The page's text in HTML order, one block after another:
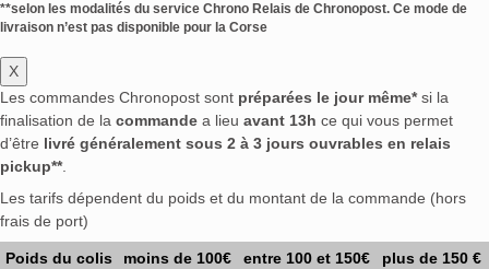
**selon les modalités du service Chrono Relais de Chronopost. Ce mode de
livraison n’est pas disponible pour la Corse
X
Les commandes Chronopost sont préparées le jour même*si la
finalisation de la commande a lieu avant 13h ce qui vous permet
d’être livré généralement sous 2 à 3 jours ouvrables en relais
pickup**.
Les tarifs dépendent du poids et du montant de la commande (hors
frais de port)
Poids du colis moins de 100€ entre 100 et 150€
plus de 150 €